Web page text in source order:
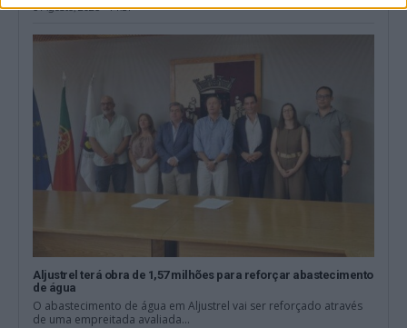
6 Agosto, 2026 - 14:51
Aljustrel terá obra de 1,57 milhões para reforçar abastecimento
de água
O abastecimento de água em Aljustrel vai ser reforçado através
de uma empreitada avaliada...